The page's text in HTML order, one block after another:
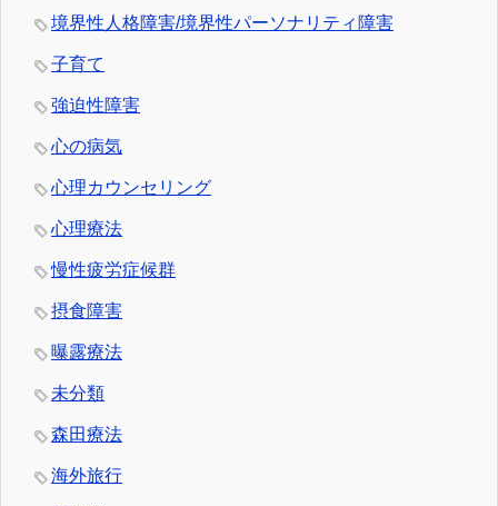
境界性人格障害/境界性パーソナリティ障害
子育て
強迫性障害
心の病気
心理カウンセリング
心理療法
慢性疲労症候群
摂食障害
曝露療法
未分類
森田療法
海外旅行